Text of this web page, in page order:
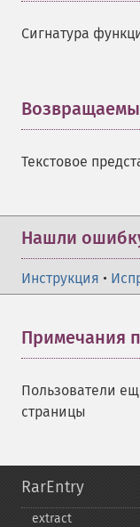
Сигнатура
Текстовое
Нашли
Инструкция •
Примечания
Пользователи
страницы
RarEntry
extract